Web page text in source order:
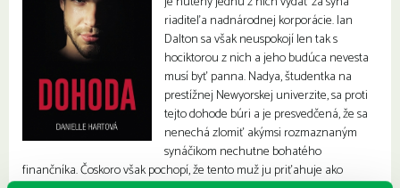
riaditeľa nadnárodnej korporácie. Ian
Dalton sa však neuspokojí len tak s
hociktorou z nich a jeho budúca nevesta
musí byť panna. Nadya, študentka na
prestížnej Newyorskej univerzite, sa proti
tejto dohode búri a je presvedčená, že sa
nenechá zlomiť akýmsi rozmaznaným
synáčikom nechutne bohatého
finančníka. Čoskoro však pochopí, že tento muž ju priťahuje ako